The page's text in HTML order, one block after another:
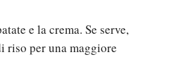
e la crema. Se serve,
riso per una maggiore